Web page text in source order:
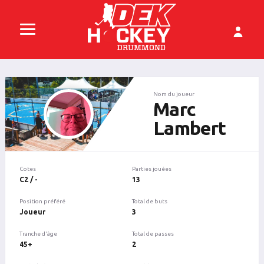
Nom du joueur
Marc
Lambert
Cotes
C2 / -
Position préféré
Joueur
Tranche d'âge
45+
Parties jouées
13
Total de buts
3
Total de passes
2